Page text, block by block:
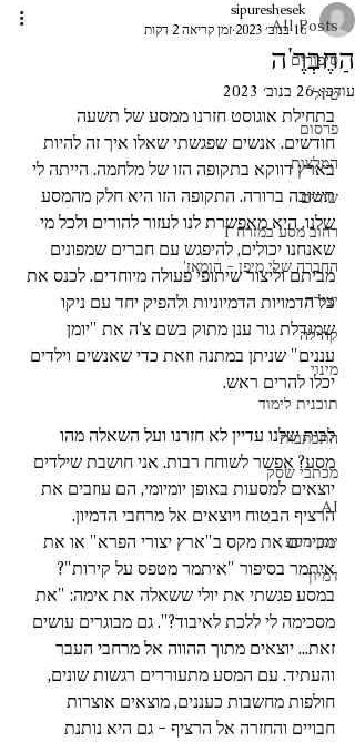
All Posts
סיפורים
טיול
פרסום
המלצות
שירים
רחוב מסע במזרח 1
החברה שלי מיפן - הומאז'
יצירה
קהילה
מינוי
תוכנית לימוד
התכתבות
מכתבי שסק
AI
יומן מסע
דמיון
הַחֶבְרֶ'ה
sipureshesek
16 בנוב׳ 2023
זמן קריאה 2 דקות
עודכן:26 בנוב׳ 2023
בתחילת אוגוסט חזרנו ממסע של תשעה
חודשים. אנשים שפגשתי שאלו איך זה להיות
בארץ דווקא בתקופה הזו של מלחמה. הייתה לי
תשובה ברורה. התקופה הזו היא חלק מהמסע
שלנו. היא מאפשרת לנו לעזור להורים ולכל מי
שאנחנו יכולים, להיפגש עם חברים שמפונים
מביתם וליצור שיתופי פעולה מיוחדים. לכנס את
כל הדמויות הדמיוניות ולהפיק יחד עם ניקו
שמגדלת גור ענן מתוק בשם צ'ה את "יומן
עננים" שניתן במתנה וזאת כדי שאנשים וילדים
יכלו להרים ראש.
לבית שלנו עדיין לא חזרנו ועל השאלה מהו
מסע? אפשר לשוחח רבות. אני חושבת שילדים
יוצאים למסעות באופן יומיומי, הם עוזבים את
הרציף הבטוח ויוצאים אל מרחבי הדמיון.
מכירים את מקס ב"ארץ יצורי הפרא" או את
איתמר בסיפור "איתמר מטפס על קירות"?
במסע פגשתי את יולי ששאלה את אימה: "את
מסכימה לי ללכת לאיבוד?". גם מבוגרים עושים
זאת... יוצאים מתוך ההווה אל מרחבי העבר
והעתיד. עם המסע מתעוררים רגשות שונים,
חולפות מחשבות כעננים, מוצאים אוצרות
חבויים והחזרה אל הרציף - גם היא נותנת